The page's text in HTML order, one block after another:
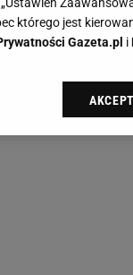
którego jest
Gazeta.pl i
Gazeta.pl sp. z o.o., jej
zmienić swoje